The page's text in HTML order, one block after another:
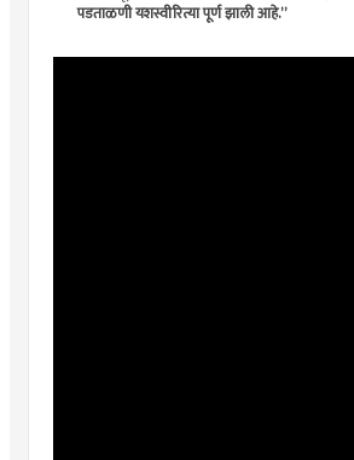
पडताळणी यशस्वीरित्या पूर्ण झाली आहे.”